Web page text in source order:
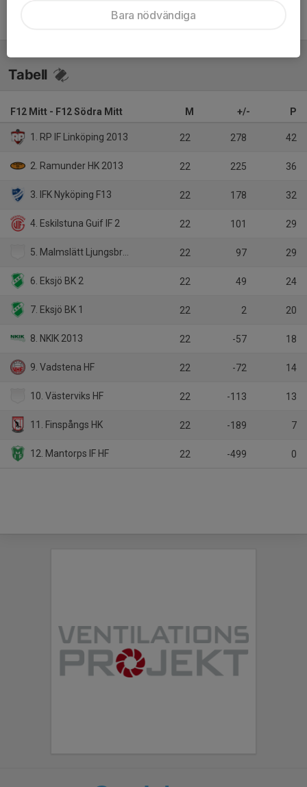
Tabell
F12 Mitt - F12 Södra Mitt M +/- P
1. RP IF Linköping 2013 22 278 42
2. Ramunder HK 2013 22 225 36
3. IFK Nyköping F13 22 178 32
4. Eskilstuna Guif IF 2 22 101 29
5. Malmslätt Ljungsbro HF 22 97 29
6. Eksjö BK 2 22 49 24
7. Eksjö BK 1 22 2 20
8. NKIK 2013 22 -57 18
9. Vadstena HF 22 -72 14
10. Västerviks HF 22 -113 13
11. Finspångs HK 22 -189 7
12. Mantorps IF HF 22 -499 0
Bara nödvändiga